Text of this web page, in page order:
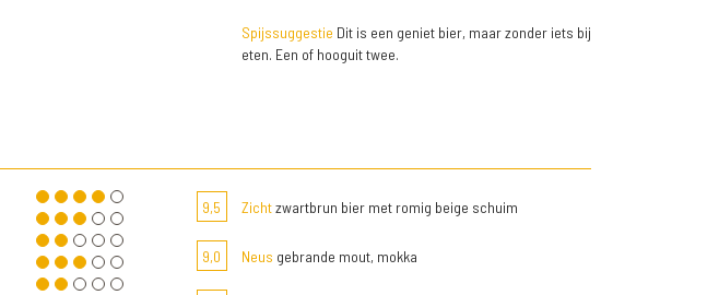
Spijssuggestie Dit is een geniet bier, maar zonder iets bij
eten. Een of hooguit twee.
9,5 Zichtzwartbrun bier met romig beige schuim
9,0 Neus gebrande mout, mokka